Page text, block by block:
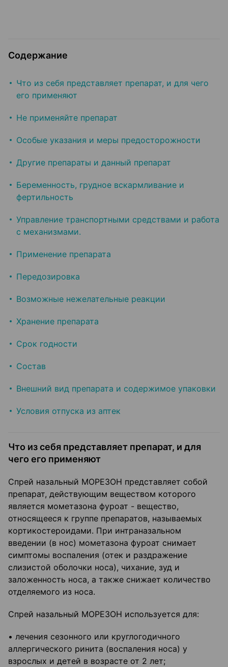
Содержание
Что из себя представляет препарат, и для чего
его применяют
Не применяйте препарат
Особые указания и меры предосторожности
Другие препараты и данный препарат
Беременность, грудное вскармливание и
фертильность
Управление транспортными средствами и работа
с механизмами.
Применение препарата
Передозировка
Возможные нежелательные реакции
Хранение препарата
Срок годности
Состав
Внешний вид препарата и содержимое упаковки
Условия отпуска из аптек
Что из себя представляет препарат, и для
чего его применяют
Спрей назальный МОРЕЗОН представляет собой
препарат, действующим веществом которого
является мометазона фуроат - вещество,
относящееся к группе препаратов, называемых
кортикостероидами. При интраназальном
введении (в нос) мометазона фуроат снимает
симптомы воспаления (отек и раздражение
слизистой оболочки носа), чихание, зуд и
заложенность носа, а также снижает количество
отделяемого из носа.
Спрей назальный МОРЕЗОН используется для:
• лечения сезонного или круглогодичного
аллергического ринита (воспаления носа) у
взрослых и детей в возрасте от 2 лет;